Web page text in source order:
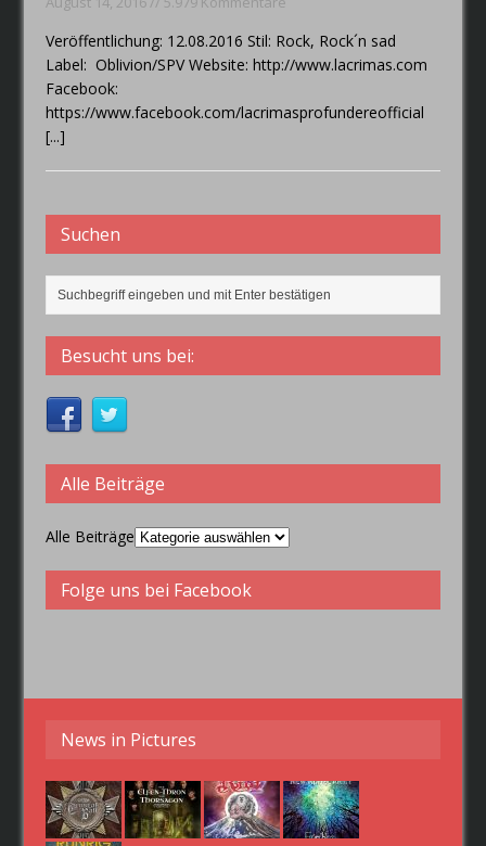
Veröffentlichung: 12.08.2016 Stil: Rock, Rock´n sad
Label: Oblivion/SPV Website: http://www.lacrimas.com
Facebook:
https://www.facebook.com/lacrimasprofundereofficial
[...]
Suchen
Besucht uns bei:
Alle Beiträge
Alle Beiträge
Folge uns bei Facebook
News in Pictures